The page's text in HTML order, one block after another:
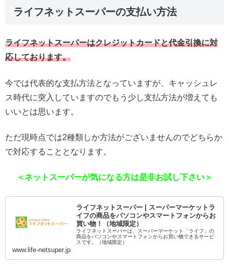
ライフネットスーパーの支払い方法
ライフネットスーパーはクレジットカードと代金引換に対
応しております。
今では代表的な支払方法となっていますが、キャッシュレ
ス時代に突入していますのでもう少し支払方法が増えても
いいとは思います。
ただ現時点では2種類しか方法がございませんのでどちらか
で対応することとなります。
＜ネットスーパーが気になる方は是非お試し下さい＞
ライフネットスーパー | スーパーマーケットラ
イフの商品をパソコンやスマートフォンからお
買い物！（地域限定）
ライフネットスーパーは、スーパーマーケット「ライフ」の
商品をパソコンやスマートフォンからお買い物できるサービ
スです。（地域限定）
www.life-netsuper.jp